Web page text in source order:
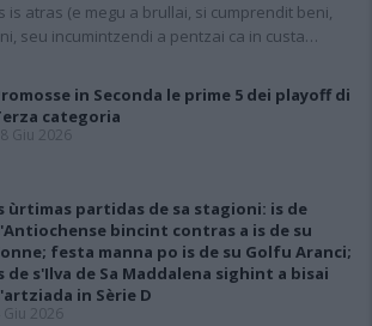
is atras (e megu a brullai, si cumprendit beni,
seu incumintzendi a pentzai ca in custa…
in Seconda le prime 5 dei playoff di
categoria
Giu 2026
ùrtimas partidas de sa stagioni: is de
bincint contras a is de su
festa manna po is de su Golfu Aranci;
de s'Ilva de Sa Maddalena sighint a bisai
in Sèrie D
Giu 2026